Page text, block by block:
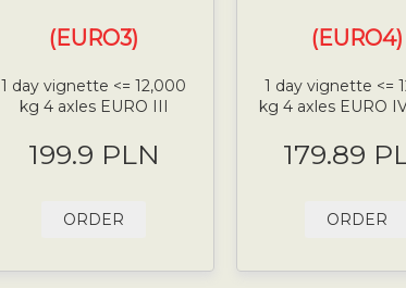
(EURO3)
1 day vignette <= 12,000
kg 4 axles EURO III
199.9 PLN
ORDER
(EURO4)
1 day vignette <=
kg 4 axles EURO
179.89
ORDER